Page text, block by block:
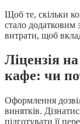
Щоб те, скільки
стало додатковим
витрати, щоб
Ліцензія
кафе: чи
Оформлення
винятків.
підготувати її